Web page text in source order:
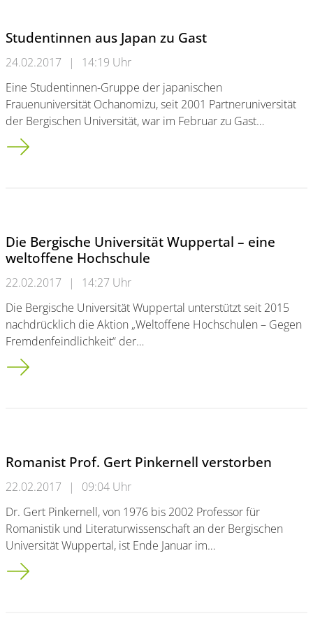
Studentinnen aus Japan zu Gast
24.02.2017 |
14:19 Uhr
Eine Studentinnen-Gruppe der japanischen
Frauenuniversität Ochanomizu, seit 2001 Partneruniversität
der Bergischen Universität, war im Februar zu Gast…
Studentinnen aus Japan zu Gast
Die Bergische Universität Wuppertal – eine
weltoffene Hochschule
22.02.2017 |
14:27 Uhr
Die Bergische Universität Wuppertal unterstützt seit 2015
nachdrücklich die Aktion „Weltoffene Hochschulen – Gegen
Fremdenfeindlichkeit“ der…
Die Bergische Universität Wuppertal – eine weltoffene
Romanist Prof. Gert Pinkernell verstorben
22.02.2017 |
09:04 Uhr
Dr. Gert Pinkernell, von 1976 bis 2002 Professor für
Romanistik und Literaturwissenschaft an der Bergischen
Universität Wuppertal, ist Ende Januar im…
Romanist Prof. Gert Pinkernell verstorben